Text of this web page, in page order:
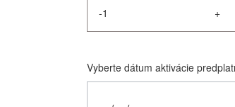
-
+
Vyberte dátum aktivácie